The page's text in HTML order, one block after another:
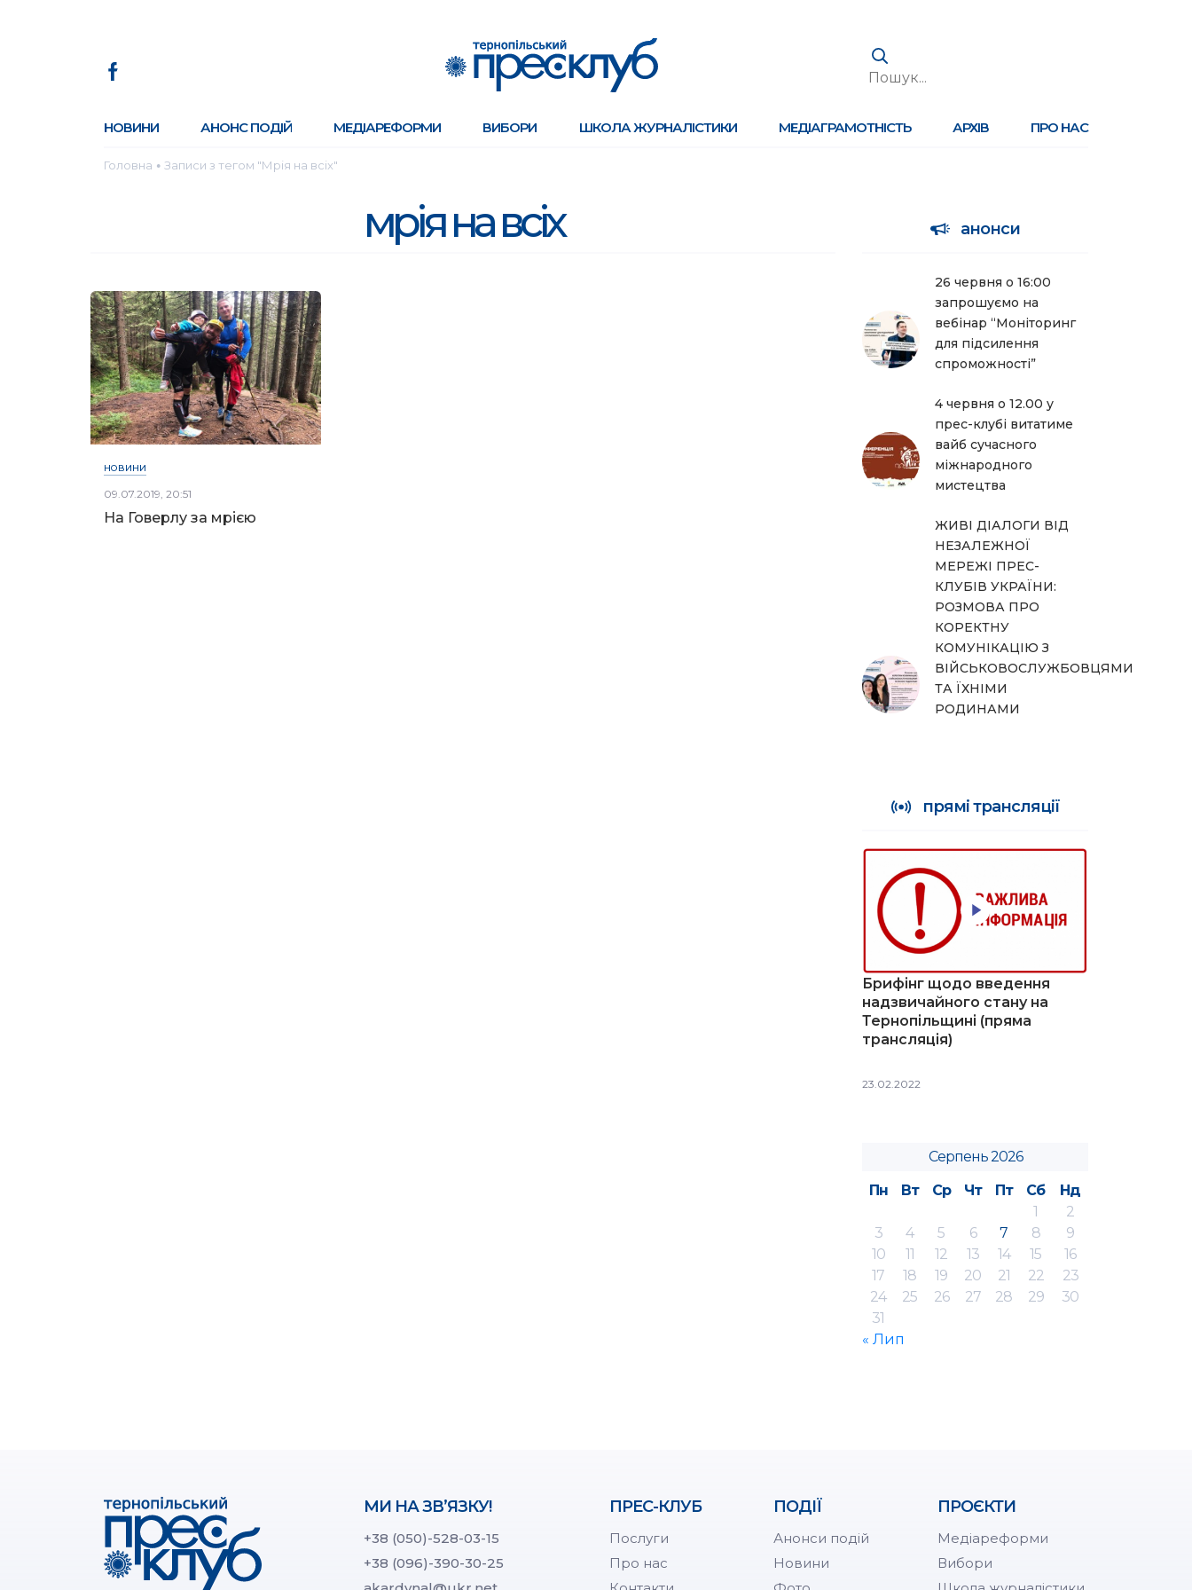
НОВИНИ АНОНС ПОДІЙ МЕДІАРЕФОРМИ ВИБОРИ ШКОЛА ЖУРНАЛІСТИКИ МЕДІАГРАМОТНІСТЬ АРХІВ ПРО НАС
Головна ● Записи з тегом "Мрія на всіх"
мрія на всіх
НОВИНИ
09.07.2019, 20:51
На Говерлу за мрією
анонси
26 червня о 16:00
запрошуємо на
вебінар “Моніторинг
для підсилення
спроможності”
4 червня о 12.00 у
прес-клубі витатиме
вайб сучасного
міжнародного
мистецтва
ЖИВІ ДІАЛОГИ ВІД
НЕЗАЛЕЖНОЇ
МЕРЕЖІ ПРЕС-
КЛУБІВ УКРАЇНИ:
РОЗМОВА ПРО
КОРЕКТНУ
КОМУНІКАЦІЮ З
ВІЙСЬКОВОСЛУЖБОВЦЯМИ
ТА ЇХНІМИ
РОДИНАМИ
прямі трансляції
Брифінг щодо введення
надзвичайного стану на
Тернопільщині (пряма
трансляція)
23.02.2022
Серпень 2026
Пн
Вт Ср Чт Пт Сб
Нд
1
2
3
4 5 6 7 8
9
10
11 12 13 14 15
16
17
18 19 20 21 22
23
24
25 26 27 28 29
30
31
« Лип
МИ НА ЗВ’ЯЗКУ!
+38 (050)-528-03-15
+38 (096)-390-30-25
ПРЕС-КЛУБ
Послуги
Про нас
ПОДІЇ
Анонси подій
Новини
ПРОЄКТИ
Медіареформи
Вибори